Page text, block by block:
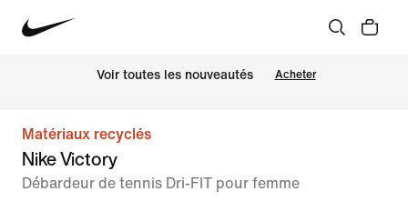
Voir toutes les nouveautés Acheter
Matériaux recyclés
Nike Victory
Débardeur de tennis Dri-FIT pour femme